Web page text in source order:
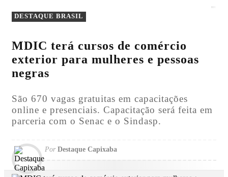
DESTAQUE BRASIL
MDIC terá cursos de comércio
exterior para mulheres e pessoas
negras
São 670 vagas gratuitas em capacitações
online e presenciais. Capacitação será feita em
parceria com o Senac e o Sindasp.
PorDestaque Capixaba